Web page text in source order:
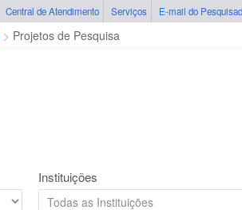
Central de Atendimento Serviços E-mail do
Projetos de Pesquisa
Instituições